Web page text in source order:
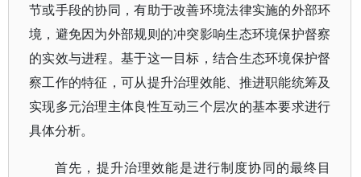
节或手段的协同，有助于改善环境法律实施的外部环
境，避免因为外部规则的冲突影响生态环境保护督察
的实效与进程。基于这一目标，结合生态环境保护督
察工作的特征，可从提升治理效能、推进职能统筹及
实现多元治理主体良性互动三个层次的基本要求进行
具体分析。
首先，提升治理效能是进行制度协同的最终目